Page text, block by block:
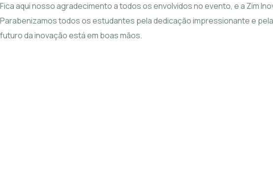
Fica aqui nosso agradecimento a todos os envolvidos no evento, e a Zim
Parabenizamos todos os estudantes pela dedicação impressionante e
futuro da inovação está em boas mãos.